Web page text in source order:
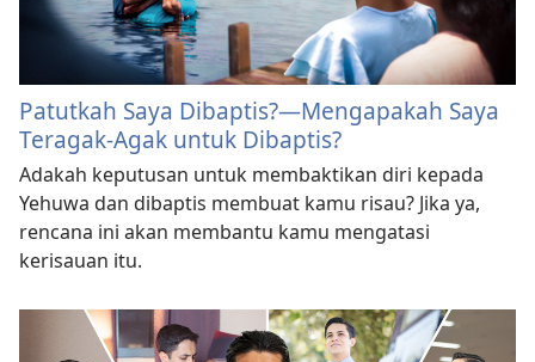
Patutkah Saya Dibaptis?​—Mengapakah Saya
Teragak-Agak untuk Dibaptis?
Adakah keputusan untuk membaktikan diri kepada
Yehuwa dan dibaptis membuat kamu risau? Jika ya,
rencana ini akan membantu kamu mengatasi
kerisauan itu.